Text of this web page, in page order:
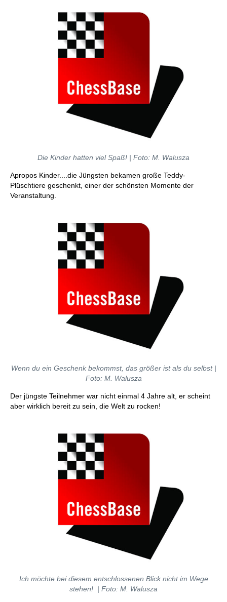
Die Kinder hatten viel Spaß! | Foto: M. Walusza
Apropos Kinder....die Jüngsten bekamen große Teddy-
Plüschtiere geschenkt, einer der schönsten Momente der
Veranstaltung.
Wenn du ein Geschenk bekommst, das größer ist als du selbst |
Foto: M. Walusza
Der jüngste Teilnehmer war nicht einmal 4 Jahre alt, er scheint
aber wirklich bereit zu sein, die Welt zu rocken!
Ich möchte bei diesem entschlossenen Blick nicht im Wege
stehen! | Foto: M. Walusza